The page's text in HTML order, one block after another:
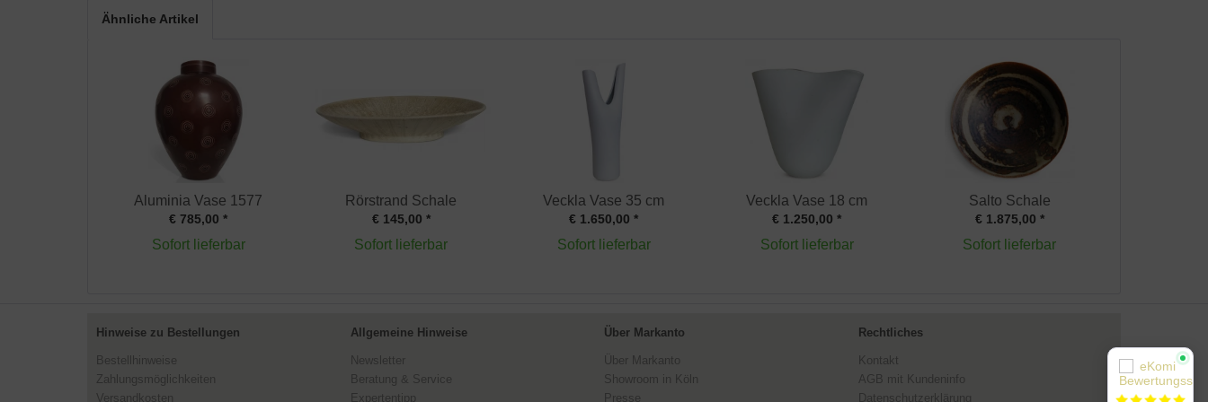
Ähnliche Artikel
Aluminia Vase 1577
€ 785,00 *
Sofort lieferbar
Rörstrand Schale
€ 145,00 *
Sofort lieferbar
Veckla Vase 35 cm
€ 1.650,00 *
Sofort lieferbar
Veckla Vase 18 cm
€ 1.250,00 *
Sofort lieferbar
Salto Schale
€ 1.875,00 *
Sofort lieferbar
Hinweise zu Bestellungen
Bestellhinweise
Zahlungsmöglichkeiten
Versandkosten
Allgemeine Hinweise
Newsletter
Beratung & Service
Expertentipp
Über Markanto
Über Markanto
Showroom in Köln
Presse
Rechtliches
Kontakt
AGB mit Kundeninfo
Datenschutzerklärung